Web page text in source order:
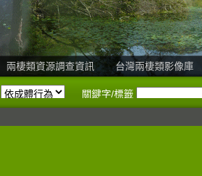
兩棲類資源調查資訊 台灣兩棲類影像庫
關鍵字/標籤